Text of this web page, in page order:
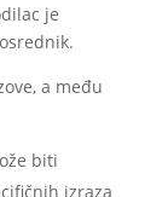
je
a među
biti
izraza